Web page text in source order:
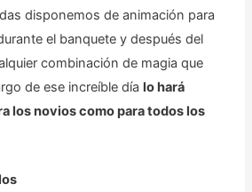
disponemos de animación para
el banquete y después del
combinación de magia que
de ese increíble díalo hará
los novios como para todos los